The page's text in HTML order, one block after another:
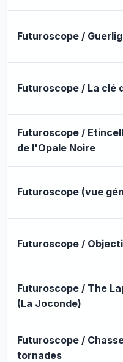
Futuroscope /
Futuroscope / La clé
Futuroscope /
de l'Opale Noire
Futuroscope (vue
Futuroscope /
Futuroscope / The
(La Joconde)
Futuroscope /
tornades